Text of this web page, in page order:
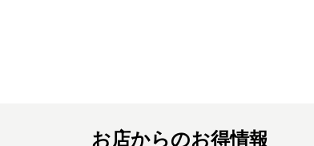
お店からのお得情報